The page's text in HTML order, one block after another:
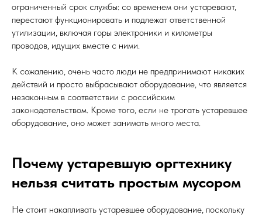
ограниченный срок службы: со временем они устаревают,
перестают функционировать и подлежат ответственной
утилизации, включая горы электроники и километры
проводов, идущих вместе с ними.
К сожалению, очень часто люди не предпринимают никаких
действий и просто выбрасывают оборудование, что является
незаконным в соответствии с российским
законодательством. Кроме того, если не трогать устаревшее
оборудование, оно может занимать много места.
Почему устаревшую оргтехнику
нельзя считать простым мусором
Не стоит накапливать устаревшее оборудование, поскольку